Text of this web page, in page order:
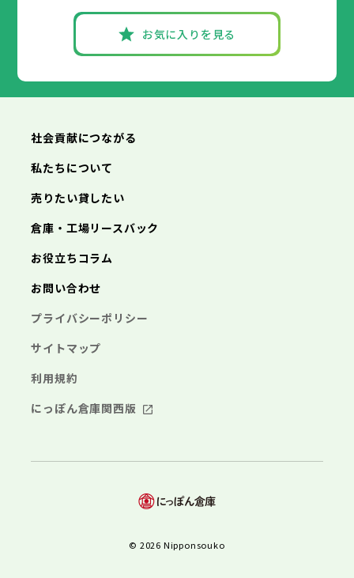
お気に入りを見る
社会貢献につながる
私たちについて
売りたい貸したい
倉庫・工場リースバック
お役立ちコラム
お問い合わせ
プライバシーポリシー
サイトマップ
利用規約
にっぽん倉庫関西版
© 2026 Nipponsouko